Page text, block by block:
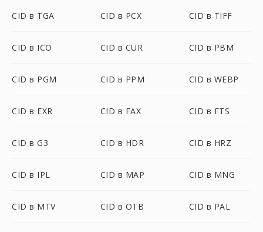
CID в TGA CID в PCX CID в TIFF
CID в ICO CID в CUR CID в PBM
CID в PGM CID в PPM CID в WEBP
CID в EXR CID в FAX CID в FTS
CID в G3 CID в HDR CID в HRZ
CID в IPL CID в MAP CID в MNG
CID в MTV CID в OTB CID в PAL